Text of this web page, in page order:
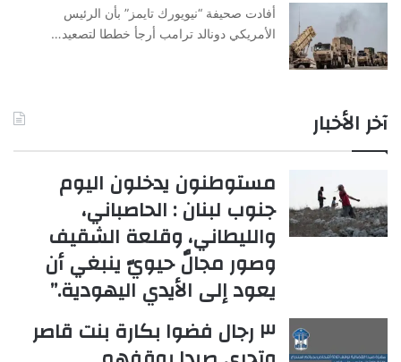
أفادت صحيفة “نيويورك تايمز” بأن الرئيس
الأمريكي دونالد ترامب أرجأ خططا لتصعيد…
آخر الأخبار
مستوطنون يدخلون اليوم
جنوب لبنان : الحاصباني،
والليطاني، وقلعة الشقيف
وصور مجالٌ حيويّ ينبغي أن
يعود إلى الأيدي اليهودية.”
٣ رجال فضوا بكارة بنت قاصر